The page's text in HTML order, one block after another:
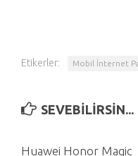
Etikerler: Mobil İnternet
SEVEBILIRSIN...
Huawei Honor Magic